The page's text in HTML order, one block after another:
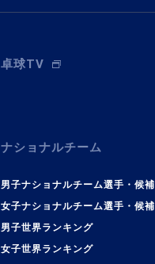
卓球TV
ナショナルチーム
男子ナショナルチーム選手・候補
女子ナショナルチーム選手・候補
男子世界ランキング
女子世界ランキング